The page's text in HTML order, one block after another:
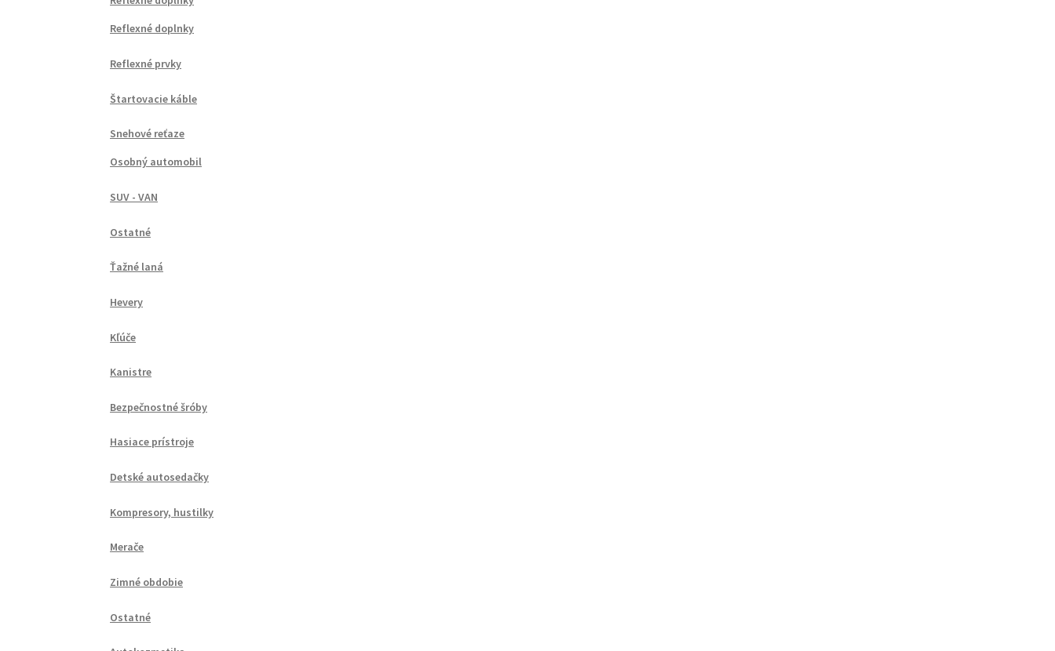
Reflexné doplnky
Reflexné prvky
Štartovacie káble
Snehové reťaze
Osobný automobil
SUV - VAN
Ostatné
Ťažné laná
Hevery
Kľúče
Kanistre
Bezpečnostné šróby
Hasiace prístroje
Detské autosedačky
Kompresory, hustilky
Merače
Zimné obdobie
Ostatné